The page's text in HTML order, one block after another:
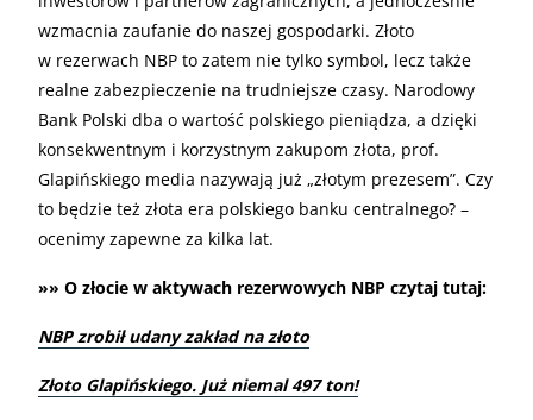
wzmacnia zaufanie do naszej gospodarki. Złoto
w rezerwach NBP to zatem nie tylko symbol, lecz także
realne zabezpieczenie na trudniejsze czasy. Narodowy
Bank Polski dba o wartość polskiego pieniądza, a dzięki
konsekwentnym i korzystnym zakupom złota, prof.
Glapińskiego media nazywają już „złotym prezesem”. Czy
to będzie też złota era polskiego banku centralnego? –
ocenimy zapewne za kilka lat.
»» O złocie w aktywach rezerwowych NBP czytaj tutaj:
NBP zrobił udany zakład na złoto
Złoto Glapińskiego. Już niemal 497 ton!